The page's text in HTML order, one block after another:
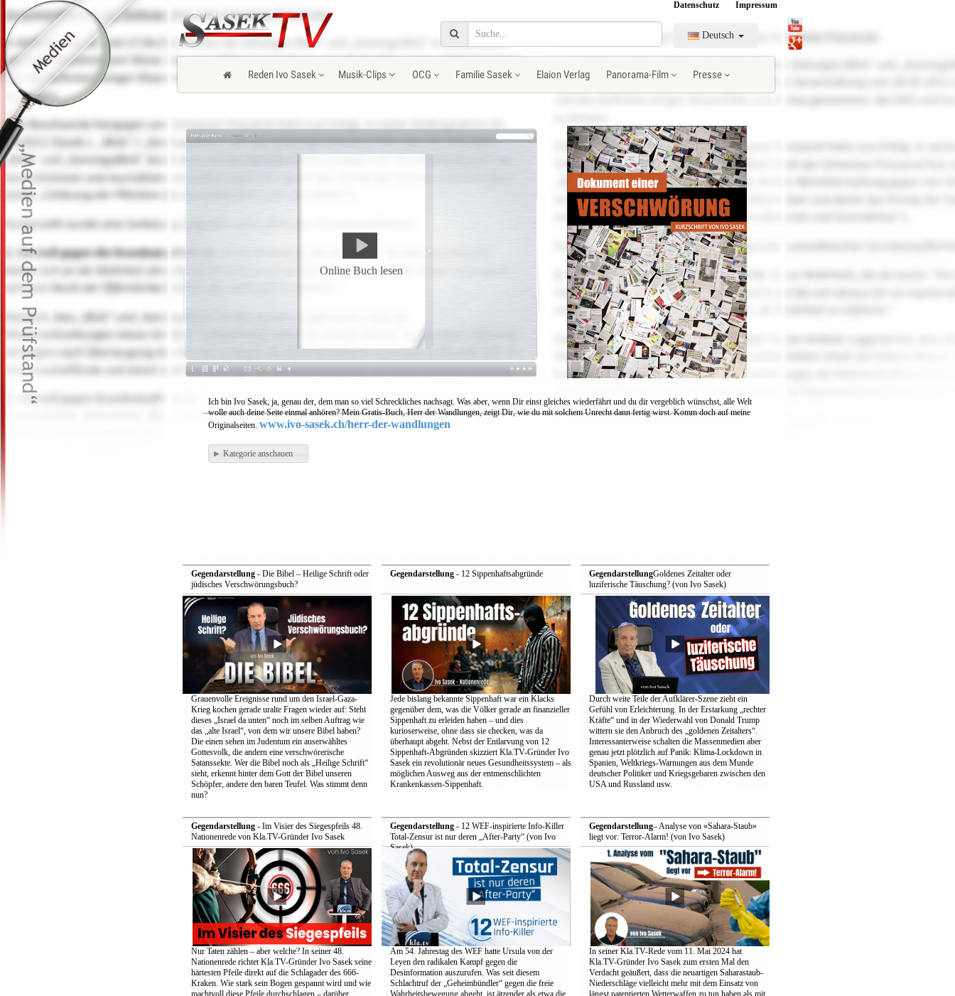
Datenschutz Impressum
Deutsch
Reden Ivo Sasek Musik-Clips OCG Familie Sasek Elaion Verlag Panorama-Film Presse
Online Buch lesen
Ich bin Ivo Sasek, ja, genau der, dem man so viel Schreckliches nachsagt. Was aber, wenn Dir einst gleiches wiederfährt und du dir vergeblich wünschst, alle Welt
wolle auch deine Seite einmal anhören? Mein Gratis-Buch, Herr der Wandlungen, zeigt Dir, wie du mit solchem Unrecht dann fertig wirst. Komm doch auf meine
Originalseiten. www.ivo-sasek.ch/herr-der-wandlungen
Kategorie anschauen
Gegendarstellung- Die Bibel – Heilige Schrift oder
jüdisches Verschwörungsbuch?
Grauenvolle Ereignisse rund um den Israel-Gaza-
Krieg kochen gerade uralte Fragen wieder auf: Steht
dieses „Israel da unten“ noch im selben Auftrag wie
das „alte Israel“, von dem wir unsere Bibel haben?
Die einen sehen im Judentum ein auserwähltes
Gottesvolk, die andern eine verschwörerische
Satanssekte. Wer die Bibel noch als „Heilige Schrift“
sieht, erkennt hinter dem Gott der Bibel unseren
Schöpfer, andere den baren Teufel. Was stimmt denn
nun?
Gegendarstellung- 12 Sippenhaftsabgründe
Jede bislang bekannte Sippenhaft war ein Klacks
gegenüber dem, was die Völker gerade an finanzieller
Sippenhaft zu erleiden haben – und dies
kurioserweise, ohne dass sie checken, was da
überhaupt abgeht. Nebst der Entlarvung von 12
Sippenhaft-Abgründen skizziert Kla.TV-Gründer Ivo
Sasek ein revolutionär neues Gesundheitssystem – als
möglichen Ausweg aus der entmenschlichten
Krankenkassen-Sippenhaft.
GegendarstellungGoldenes Zeitalter oder
luziferische Täuschung? (von Ivo Sasek)
Durch weite Teile der Aufklärer-Szene zieht ein
Gefühl von Erleichterung. In der Erstarkung „rechter
Kräfte“ und in der Wiederwahl von Donald Trump
wittern sie den Anbruch des „goldenen Zeitalters“.
Interessanterweise schalten die Massenmedien aber
genau jetzt plötzlich auf Panik: Klima-Lockdown in
Spanien, Weltkriegs-Warnungen aus dem Munde
deutscher Politiker und Kriegsgebaren zwischen den
USA und Russland usw.
Gegendarstellung- Im Visier des Siegespfeils 48.
Nationenrede von Kla.TV-Gründer Ivo Sasek
Nur Taten zählen – aber welche? In seiner 48.
Nationenrede richtet Kla.TV-Gründer Ivo Sasek seine
härtesten Pfeile direkt auf die Schlagader des 666-
Kraken. Wie stark sein Bogen gespannt wird und wie
machtvoll diese Pfeile durchschlagen – darüber
Gegendarstellung- 12 WEF-inspirierte Info-Killer
Total-Zensur ist nur deren „After-Party“ (von Ivo
Sasek)
Am 54. Jahrestag des WEF hatte Ursula von der
Leyen den radikalen Kampf gegen die
Desinformation auszurufen. Was seit diesem
Schlachtruf der „Geheimbündler“ gegen die freie
Wahrheitsbewegung abgeht, ist ätzender als etwa die
Gegendarstellung– Analyse von «Sahara-Staub»
liegt vor: Terror-Alarm! (von Ivo Sasek)
In seiner Kla.TV-Rede vom 11. Mai 2024 hat
Kla.TV-Gründer Ivo Sasek zum ersten Mal den
Verdacht geäußert, dass die neuartigen Saharastaub-
Niederschläge vielleicht mehr mit dem Einsatz von
längst patentierten Wetterwaffen zu tun haben als mit